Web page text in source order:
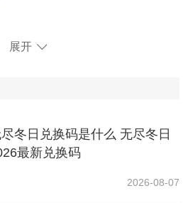
展开
冬日兑换码是什么 无尽冬日
最新兑换码
2026-08-07